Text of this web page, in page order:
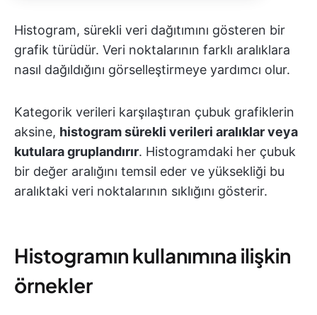
Histogram, sürekli veri dağıtımını gösteren bir
grafik türüdür. Veri noktalarının farklı aralıklara
nasıl dağıldığını görselleştirmeye yardımcı olur.
Kategorik verileri karşılaştıran çubuk grafiklerin
aksine, histogram sürekli verileri aralıklar veya
kutulara gruplandırır. Histogramdaki her çubuk
bir değer aralığını temsil eder ve yüksekliği bu
aralıktaki veri noktalarının sıklığını gösterir.
Histogramın kullanımına ilişkin
örnekler